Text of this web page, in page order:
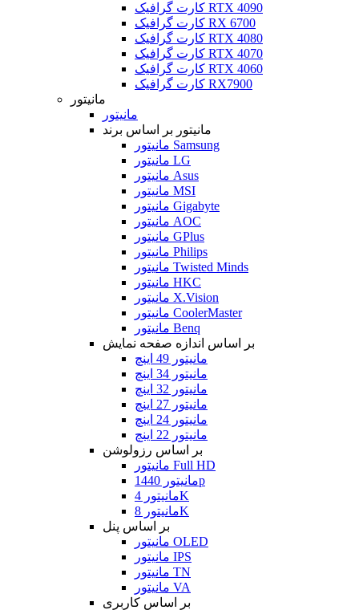
کارت گرافیک RTX 4090
کارت گرافیک RX 6700
کارت گرافیک RTX 4080
کارت گرافیک RTX 4070
کارت گرافیک RTX 4060
کارت گرافیک RX7900
مانیتور
مانیتور
مانیتور بر اساس برند
مانیتور Samsung
مانیتور LG
مانیتور Asus
مانیتور MSI
مانیتور Gigabyte
مانیتور AOC
مانیتور GPlus
مانیتور Philips
مانیتور Twisted Minds
مانیتور HKC
مانیتور X.Vision
مانیتور CoolerMaster
مانیتور Benq
بر اساس اندازه صفحه نمایش
مانیتور 49 اینچ
مانیتور 34 اینچ
مانیتور 32 اینچ
مانیتور 27 اینچ
مانیتور 24 اینچ
مانیتور 22 اینچ
بر اساس رزولوشن
مانیتور Full HD
مانیتور 1440p
مانیتور 4K
مانیتور 8K
بر اساس پنل
مانیتور OLED
مانیتور IPS
مانیتور TN
مانیتور VA
بر اساس کاربری